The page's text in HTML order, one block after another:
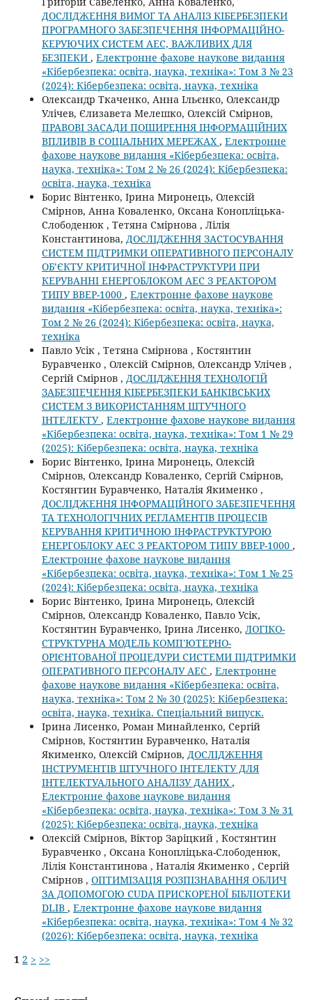
ДОСЛІДЖЕННЯ ВИМОГ ТА АНАЛІЗ КІБЕРБЕЗПЕКИ
ПРОГРАМНОГО ЗАБЕЗПЕЧЕННЯ ІНФОРМАЦІЙНО-
КЕРУЮЧИХ СИСТЕМ АЕС, ВАЖЛИВИХ ДЛЯ
БЕЗПЕКИ , Електронне фахове наукове видання
«Кібербезпека: освіта, наука, техніка»: Том 3 № 23
(2024): Кібербезпека: освіта, наука, техніка
Олександр Ткаченко, Анна Ільєнко, Олександр
Улічев, Єлизавета Мелешко, Олексій Смірнов,
ПРАВОВІ ЗАСАДИ ПОШИРЕННЯ ІНФОРМАЦІЙНИХ
ВПЛИВІВ В СОЦІАЛЬНИХ МЕРЕЖАХ , Електронне
фахове наукове видання «Кібербезпека: освіта,
наука, техніка»: Том 2 № 26 (2024): Кібербезпека:
освіта, наука, техніка
Борис Вінтенко, Ірина Миронець, Олексій
Смірнов, Анна Коваленко, Оксана Конопліцька-
Слободенюк , Тетяна Смірнова , Лілія
Константинова, ДОСЛІДЖЕННЯ ЗАСТОСУВАННЯ
СИСТЕМ ПІДТРИМКИ ОПЕРАТИВНОГО ПЕРСОНАЛУ
ОБ’ЄКТУ КРИТИЧНОЇ ІНФРАСТРУКТУРИ ПРИ
КЕРУВАННІ ЕНЕРГОБЛОКОМ АЕС З РЕАКТОРОМ
ТИПУ ВВЕР-1000 , Електронне фахове наукове
видання «Кібербезпека: освіта, наука, техніка»:
Том 2 № 26 (2024): Кібербезпека: освіта, наука,
техніка
Павло Усік , Тетяна Смірнова , Костянтин
Буравченко , Олексій Смірнов, Олександр Улічев ,
Сергій Смірнов , ДОСЛІДЖЕННЯ ТЕХНОЛОГІЙ
ЗАБЕЗПЕЧЕННЯ КІБЕРБЕЗПЕКИ БАНКІВСЬКИХ
СИСТЕМ З ВИКОРИСТАННЯМ ШТУЧНОГО
ІНТЕЛЕКТУ, Електронне фахове наукове видання
«Кібербезпека: освіта, наука, техніка»: Том 1 № 29
(2025): Кібербезпека: освіта, наука, техніка
Борис Вінтенко, Ірина Миронець, Олексій
Смірнов, Олександр Коваленко, Сергій Смірнов,
Костянтин Буравченко, Наталія Якименко ,
ДОСЛІДЖЕННЯ ІНФОРМАЦІЙНОГО ЗАБЕЗПЕЧЕННЯ
ТА ТЕХНОЛОГІЧНИХ РЕГЛАМЕНТІВ ПРОЦЕСІВ
КЕРУВАННЯ КРИТИЧНОЮ ІНФРАСТРУКТУРОЮ
ЕНЕРГОБЛОКУ АЕС З РЕАКТОРОМ ТИПУ ВВЕР-1000 ,
Електронне фахове наукове видання
«Кібербезпека: освіта, наука, техніка»: Том 1 № 25
(2024): Кібербезпека: освіта, наука, техніка
Борис Вінтенко, Ірина Миронець, Олексій
Смірнов, Олександр Коваленко, Павло Усік,
Костянтин Буравченко, Ірина Лисенко, ЛОГІКО-
СТРУКТУРНА МОДЕЛЬ КОМП'ЮТЕРНО-
ОРІЄНТОВАНОЇ ПРОЦЕДУРИ СИСТЕМИ ПІДТРИМКИ
ОПЕРАТИВНОГО ПЕРСОНАЛУ АЕС , Електронне
фахове наукове видання «Кібербезпека: освіта,
наука, техніка»: Том 2 № 30 (2025): Кібербезпека:
освіта, наука, техніка. Спеціальний випуск.
Ірина Лисенко, Роман Минайленко, Сергій
Смірнов, Костянтин Буравченко, Наталія
Якименко, Олексій Смірнов, ДОСЛІДЖЕННЯ
ІНСТРУМЕНТІВ ШТУЧНОГО ІНТЕЛЕКТУ ДЛЯ
ІНТЕЛЕКТУАЛЬНОГО АНАЛІЗУ ДАНИХ ,
Електронне фахове наукове видання
«Кібербезпека: освіта, наука, техніка»: Том 3 № 31
(2025): Кібербезпека: освіта, наука, техніка
Олексій Смірнов, Віктор Заріцкий , Костянтин
Буравченко , Оксана Конопліцька-Слободенюк,
Лілія Константинова , Наталія Якименко , Сергій
Смірнов , ОПТИМІЗАЦІЯ РОЗПІЗНАВАННЯ ОБЛИЧ
ЗА ДОПОМОГОЮ CUDA ПРИСКОРЕНОЇ БІБЛІОТЕКИ
DLIB , Електронне фахове наукове видання
«Кібербезпека: освіта, наука, техніка»: Том 4 № 32
(2026): Кібербезпека: освіта, наука, техніка
1 2 > >>